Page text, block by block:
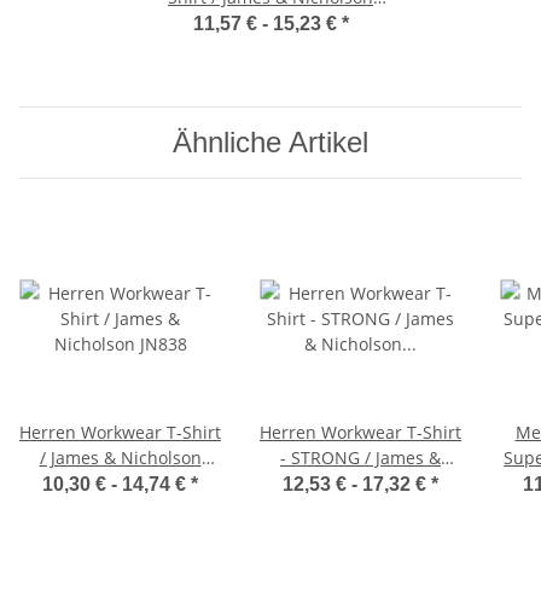
JN1807
11,57 € - 15,23 € *
Ähnliche Artikel
Herren Workwear T-Shirt
/ James & Nicholson
JN838
10,30 € - 14,74 € *
Herren Workwear T-Shirt
- STRONG / James &
Nicholson JN1824
12,53 € - 17,32 € *